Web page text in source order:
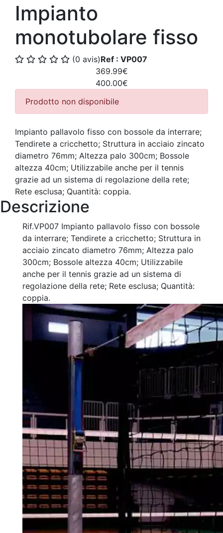
Impianto
monotubolare fisso
(0 avis)Ref : VP007
369.99€
400.00€
Prodotto non disponibile
Impianto pallavolo fisso con bossole da interrare;
Tendirete a cricchetto; Struttura in acciaio zincato
diametro 76mm; Altezza palo 300cm; Bossole
altezza 40cm; Utilizzabile anche per il tennis
grazie ad un sistema di regolazione della rete;
Rete esclusa; Quantità: coppia.
Descrizione
Rif.VP007 Impianto pallavolo fisso con bossole
da interrare; Tendirete a cricchetto; Struttura in
acciaio zincato diametro 76mm; Altezza palo
300cm; Bossole altezza 40cm; Utilizzabile
anche per il tennis grazie ad un sistema di
regolazione della rete; Rete esclusa; Quantità:
coppia.